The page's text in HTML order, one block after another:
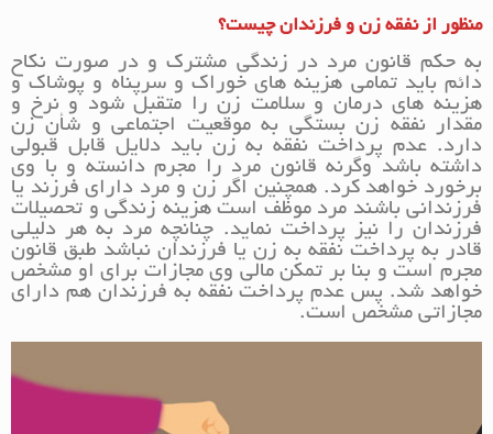
منظور از نفقه زن و فرزندان چیست؟
به حکم قانون مرد در زندگی مشترک و در صورت نکاح
دائم باید تمامی هزینه های خوراک و سرپناه و پوشاک و
هزینه های درمان و سلامت زن را متقبل شود و نرخ و
مقدار نفقه زن بستگی به موقعیت اجتماعی و شأن زن
دارد. عدم پرداخت نفقه به زن باید دلایل قابل قبولی
داشته باشد وگرنه قانون مرد را مجرم دانسته و با وی
برخورد خواهد کرد. همچنین اگر زن و مرد دارای فرزند یا
فرزندانی باشند مرد موظف است هزینه زندگی و تحصیلات
فرزندان را نیز پرداخت نماید. چنانچه مرد به هر دلیلی
قادر به پرداخت نفقه به زن یا فرزندان نباشد طبق قانون
مجرم است و بنا بر تمکن مالی وی مجازات برای او مشخص
خواهد شد. پس عدم پرداخت نفقه به فرزندان هم دارای
مجازاتی مشخص است.